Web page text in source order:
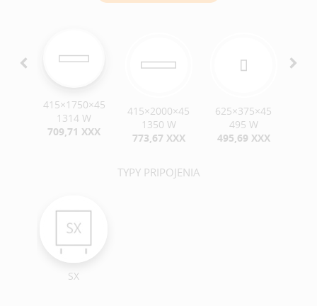
415×1750×45
1314 W
709,71 XXX
415×2000×45
1350 W
773,67 XXX
625×375×45
495 W
495,69 XXX
TYPY PRIPOJENIA
SX